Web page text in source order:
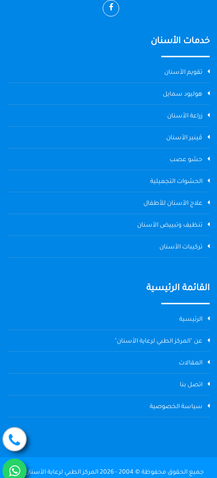
خدمات الأسنان
تقويم الأسنان
هوليود سمايل
زراعة الأسنان
ڤينير الأسنان
حشو عصب
الحشوات التجميلية
علاج الأسنان للأطفال
تنظيف وتبييض الأسنان
تركيبات الأسنان
القائمة الرئيسية
الرئيسية
عن "المركز الطبي لرعاية الأسنان"
المقالات
اتصل بنا
سياسة الخصوصية
جميع الحقوق محفوظة © 2004 - 2026 المركز الطبي لرعاية الأسنان The